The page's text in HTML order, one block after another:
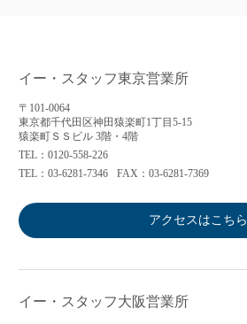
イー・スタッフ東京営業所
〒101-0064
東京都千代田区神田猿楽町1丁目5-15
猿楽町ＳＳビル 3階・4階
TEL：0120-558-226
TEL：03-6281-7346
FAX：03-6281-7369
アクセスはこちら
イー・スタッフ大阪営業所